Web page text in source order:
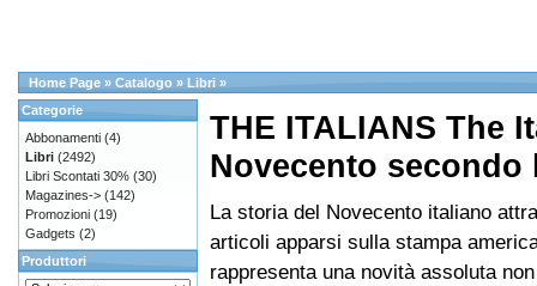
Home Page » Catalogo » Libri »
THE ITALIANS The
Novecento secondo
La storia del Novecento italiano
articoli apparsi sulla stampa
rappresenta una novità assoluta
Categorie
Abbonamenti (4)
Libri (2492)
Libri Scontati 30% (30)
Magazines-> (142)
Promozioni (19)
Gadgets (2)
Produttori